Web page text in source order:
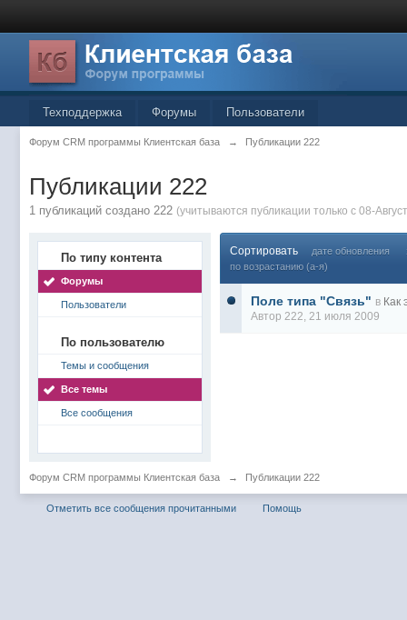
Техподдержка Форумы Пользователи
Форум CRM программы Клиентская база → Публикации 222
Публикации 222
1 публикаций создано 222 (учитываются публикации только с 08-
По типу контента
Форумы
Пользователи
По пользователю
Темы и сообщения
Все темы
Все сообщения
Сортировать дате обновления
по возрастанию (а-я)
Поле типа "Связь" в Как
Автор 222, 21 июля 2009
Форум CRM программы Клиентская база → Публикации 222
Отметить все сообщения прочитанными Помощь